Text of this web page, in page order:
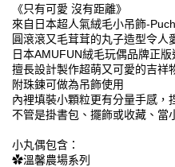
《只有可愛 沒有距離》
來自日本超人氣絨毛小吊飾-
圓滾滾又毛茸茸的丸子造型令人
日本AMUFUN絨毛玩偶品牌正版
擅長設計製作超萌又可愛的吉祥
附珠鍊可做為吊飾使用
內裡填裝小顆粒更有分量手感，
不管是掛書包、擺飾或收藏、當
小丸偶包含：
✿溫馨農場系列